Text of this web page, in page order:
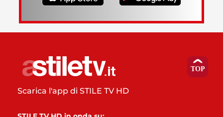
Scarica l'app di STILE TV HD